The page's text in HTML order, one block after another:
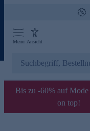
Menü Ansicht
Bis zu -60% auf
on top!